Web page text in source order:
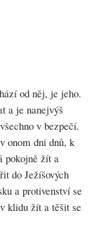
od něj, je jeho.
a je nanejvýš
v bezpečí.
onom dni dnů, k
pokojně žít a
do Ježíšových
a protivenství se
klidu žít a těšit se